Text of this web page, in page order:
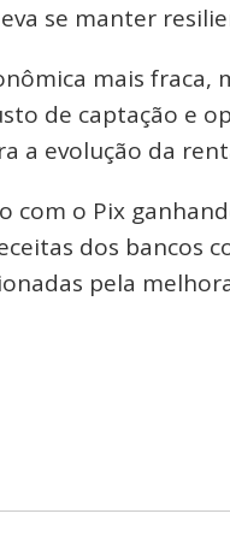
se manter
mais
de captação e
a evolução da
o Pix
dos bancos
pela